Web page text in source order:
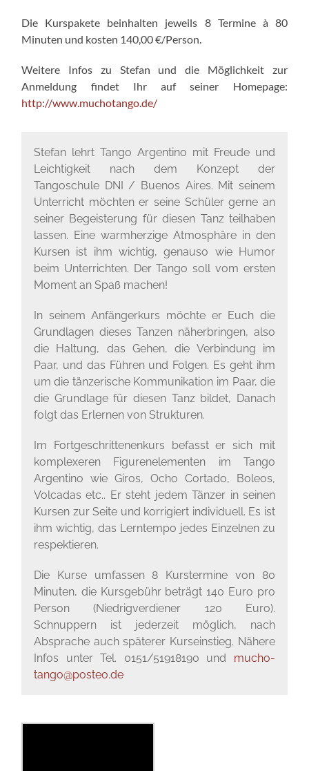
Die Kurspakete beinhalten jeweils 8 Termine à 80
Minuten und kosten 140,00 €/Person.
Weitere Infos zu Stefan und die Möglichkeit zur
Anmeldung findet Ihr auf seiner Homepage:
http://www.muchotango.de/
Stefan lehrt Tango Argentino mit Freude und
Leichtigkeit nach dem Konzept der
Tangoschule DNI / Buenos Aires. Mit seinem
Unterricht möchten er seine Schüler gerne an
seiner Begeisterung für diesen Tanz teilhaben
lassen. Eine warmherzige Atmosphäre in den
Kursen ist ihm wichtig, genauso wie Humor
beim Unterrichten. Der Tango soll vom ersten
Moment an Spaß machen!
In seinem Anfängerkurs möchte er Euch die
Grundlagen dieses Tanzen näherbringen, also
die Haltung, das Gehen, die Verbindung im
Paar, und das Führen und Folgen. Es geht ihm
um die tänzerische Kommunikation im Paar, die
die Grundlage für diesen Tanz bildet, Danach
folgt das Erlernen von Strukturen.
Im Fortgeschrittenenkurs befasst er sich mit
komplexeren Figurenelementen im Tango
Argentino wie Giros, Ocho Cortado, Boleos,
Volcadas etc.. Er steht jedem Tänzer in seinen
Kursen zur Seite und korrigiert individuell. Es ist
ihm wichtig, das Lerntempo jedes Einzelnen zu
respektieren.
Die Kurse umfassen 8 Kurstermine von 80
Minuten, die Kursgebühr beträgt 140 Euro pro
Person (Niedrigverdiener 120 Euro).
Schnuppern ist jederzeit möglich, nach
Absprache auch späterer Kurseinstieg. Nähere
Infos unter Tel. 0151/51918190 und mucho-
tango@posteo.de